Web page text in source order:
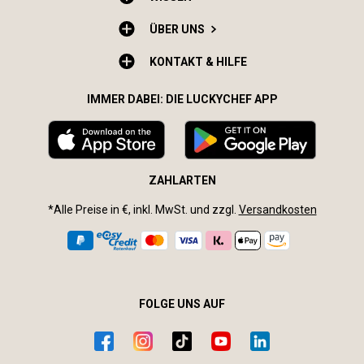
ÜBER UNS
KONTAKT & HILFE
IMMER DABEI: DIE LUCKYCHEF APP
ZAHLARTEN
*Alle Preise in €, inkl. MwSt. und zzgl. Versandkosten
FOLGE UNS AUF